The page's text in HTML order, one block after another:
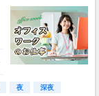
夜
深夜